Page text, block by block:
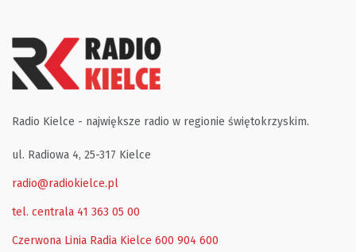
Radio Kielce - największe radio w regionie świętokrzyskim.
ul. Radiowa 4, 25-317 Kielce
radio@radiokielce.pl
tel. centrala 41 363 05 00
Czerwona Linia Radia Kielce 600 904 600